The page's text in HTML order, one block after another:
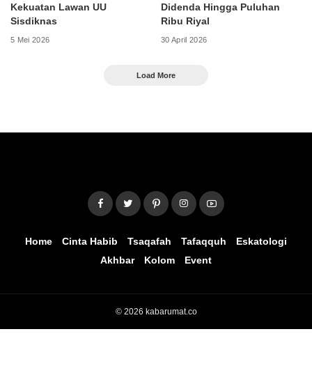
Kekuatan Lawan UU
Sisdiknas
5 Mei 2026
Didenda Hingga Puluhan
Ribu Riyal
30 April 2026
Load More
Home Cinta Habib Tsaqafah Tafaqquh
Eskatologi
Akhbar
Kolom Event
© 2026 kabarumat.co